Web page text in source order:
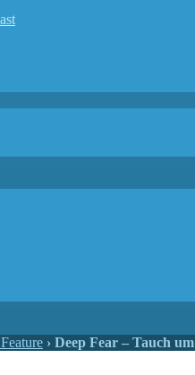
› Deep Fear – Tauch